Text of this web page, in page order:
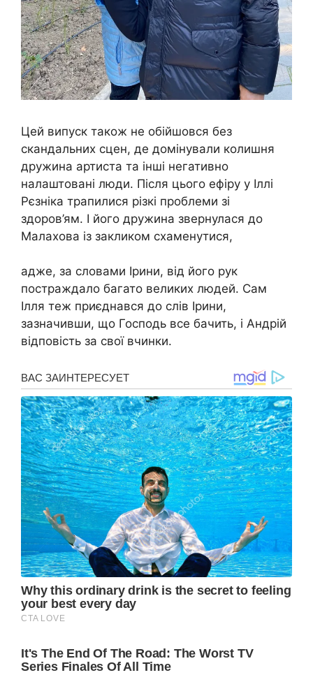
Цей випуск також не обійшовся без
скандальних сцен, де домінували колишня
дружина артиста та інші негативно
налаштовані люди. Після цього ефіру у Іллі
Рєзніка трапилися різкі проблеми зі
здоров’ям. І його дружина звернулася до
Малахова із закликом схаменутися,
адже, за словами Ірини, від його рук
постраждало багато великих людей. Сам
Ілля теж приєднався до слів Ірини,
зазначивши, що Господь все бачить, і Андрій
відповість за свої вчинки.